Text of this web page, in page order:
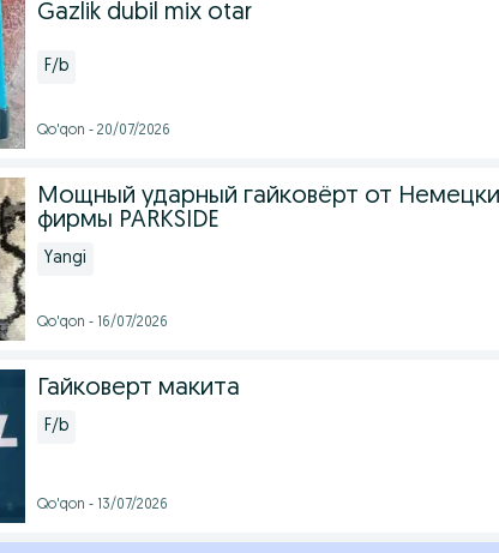
Gazlik dubil mix otar
F/b
Qo'qon - 20/07/2026
Мощный ударный гайковёрт от
фирмы PARKSIDE
Yangi
Qo'qon - 16/07/2026
Гайковерт макита
F/b
Qo'qon - 13/07/2026